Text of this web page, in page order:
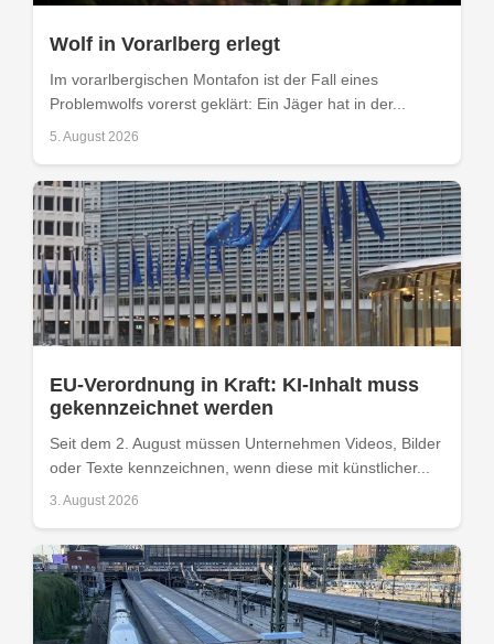
Wolf in Vorarlberg erlegt
Im vorarlbergischen Montafon ist der Fall eines
Problemwolfs vorerst geklärt: Ein Jäger hat in der...
5. August 2026
EU-Verordnung in Kraft: KI-Inhalt muss
gekennzeichnet werden
Seit dem 2. August müssen Unternehmen Videos, Bilder
oder Texte kennzeichnen, wenn diese mit künstlicher...
3. August 2026